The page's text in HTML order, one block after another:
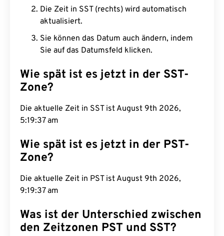
Die Zeit in SST (rechts) wird automatisch
aktualisiert.
Sie können das Datum auch ändern, indem
Sie auf das Datumsfeld klicken.
Wie spät ist es jetzt in der SST-
Zone?
Die aktuelle Zeit in SST ist August 9th 2026,
5:19:38 am
Wie spät ist es jetzt in der PST-
Zone?
Die aktuelle Zeit in PST ist August 9th 2026,
9:19:38 am
Was ist der Unterschied zwischen
den Zeitzonen PST und SST?